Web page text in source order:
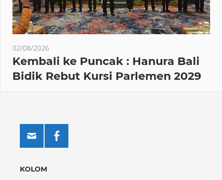
02/08/2026
Kembali ke Puncak : Hanura Bali
Bidik Rebut Kursi Parlemen 2029
KOLOM